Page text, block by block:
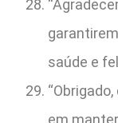
saúde e
em